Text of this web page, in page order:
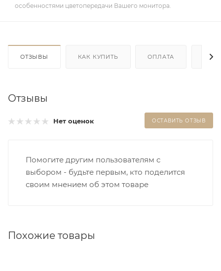
особенностями цветопередачи Вашего монитора.
ОТЗЫВЫ КАК КУПИТЬ ОПЛАТА
Отзывы
Нет оценок ОСТАВИТЬ ОТЗЫВ
Помогите другим пользователям с
выбором - будьте первым, кто поделится
своим мнением об этом товаре
Похожие товары